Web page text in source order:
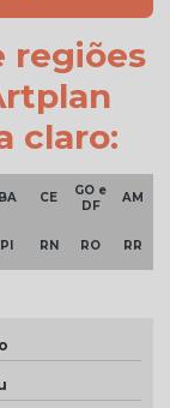
regiões
claro:
BA CE
GO e
DF
AM
PI RN RO RR